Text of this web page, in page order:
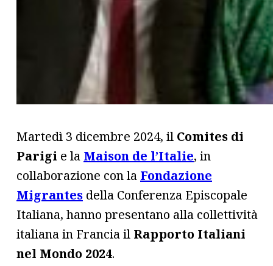
Martedì 3 dicembre 2024, il Comites di
Parigi e la Maison de l’Italie, in
collaborazione con la Fondazione
Migrantes della Conferenza Episcopale
Italiana, hanno presentano alla collettività
italiana in Francia il Rapporto Italiani
nel Mondo 2024.